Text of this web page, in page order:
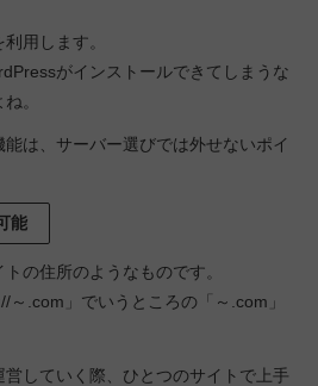
用します。
がインストールできてしまうな
。
は、サーバー選びでは外せないポイ
能
の住所のようなものです。
.com」でいうところの「～.com」
していく際、ひとつのサイトで上手